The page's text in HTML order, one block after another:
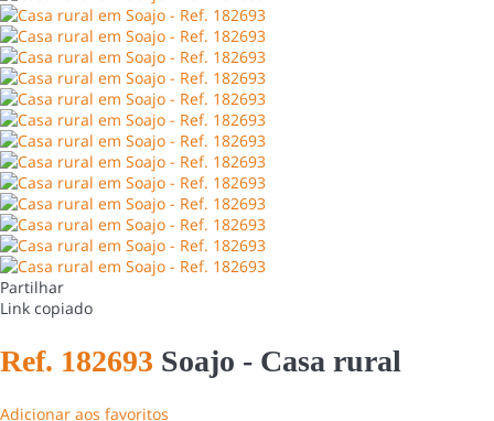
Partilhar
Link copiado
Ref. 182693 Soajo - Casa rural
Adicionar aos favoritos